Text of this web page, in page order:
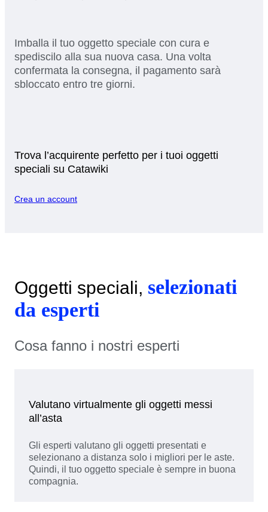
Imballa il tuo oggetto speciale con cura e
spediscilo alla sua nuova casa. Una volta
confermata la consegna, il pagamento sarà
sbloccato entro tre giorni.
Trova l’acquirente perfetto per i tuoi oggetti
speciali su Catawiki
Crea un account
Oggetti speciali, selezionati
da esperti
Cosa fanno i nostri esperti
Valutano virtualmente gli oggetti messi
all’asta
Gli esperti valutano gli oggetti presentati e
selezionano a distanza solo i migliori per le aste.
Quindi, il tuo oggetto speciale è sempre in buona
compagnia.